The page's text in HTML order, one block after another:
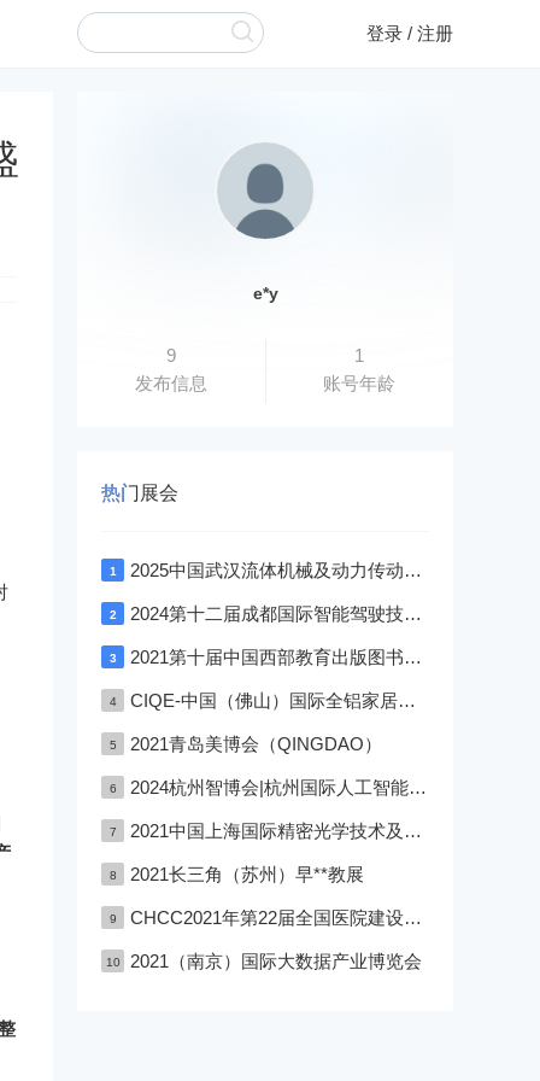
登录 / 注册
e*y
9
发布信息
1
账号年龄
热门展会
1 2025中国武汉流体机械及动力传动博览会
2 2024第十二届成都国际智能驾驶技术展览会
3 2021第十届中国西部教育出版图书文具与校服博览会—成渝双城展
4 CIQE-中国（佛山）国际全铝家居展览会
5 2021青岛美博会（QINGDAO）
6 2024杭州智博会|杭州国际人工智能,物联网,大数据展览会
7 2021中国上海国际精密光学技术及设备展览会
8 2021长三角（苏州）早**教展
9 CHCC2021年第22届全国医院建设大会深圳医院建设大会
10 2021（南京）国际大数据产业博览会